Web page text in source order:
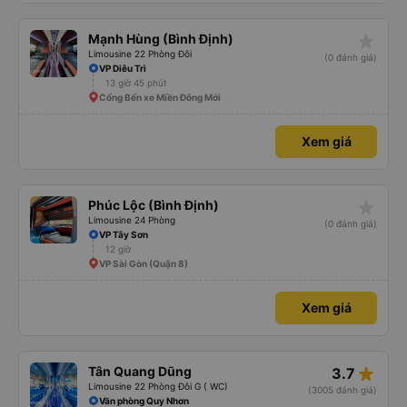
Mạnh Hùng (Bình Định)
Limousine 22 Phòng Đôi
(0 đánh giá)
VP Diêu Trì
13 giờ 45 phút
Cổng Bến xe Miền Đông Mới
Xem giá
Phúc Lộc (Bình Định)
Limousine 24 Phòng
(0 đánh giá)
VP Tây Sơn
12 giờ
VP Sài Gòn (Quận 8)
Xem giá
Tân Quang Dũng
Limousine 22 Phòng Đôi G ( WC)
3.7 star_rate
(3005 đánh giá)
Văn phòng Quy Nhơn